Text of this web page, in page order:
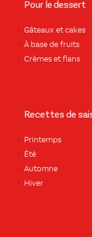
Pour le dessert
Gâteaux et cakes
À base de fruits
Crèmes et flans
Recettes de
Printemps
Été
Automne
Hiver